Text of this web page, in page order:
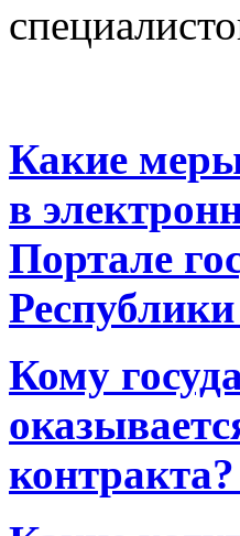
Какие
в
Портале
Кому
контракта?